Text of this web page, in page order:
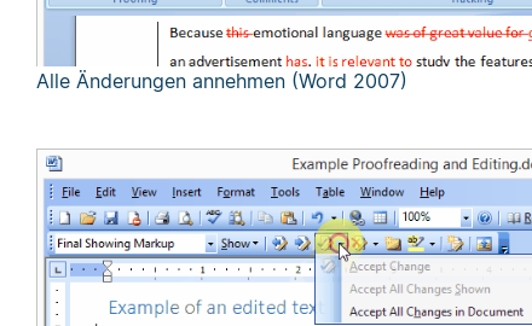
Alle Änderungen annehmen (Word 2007)